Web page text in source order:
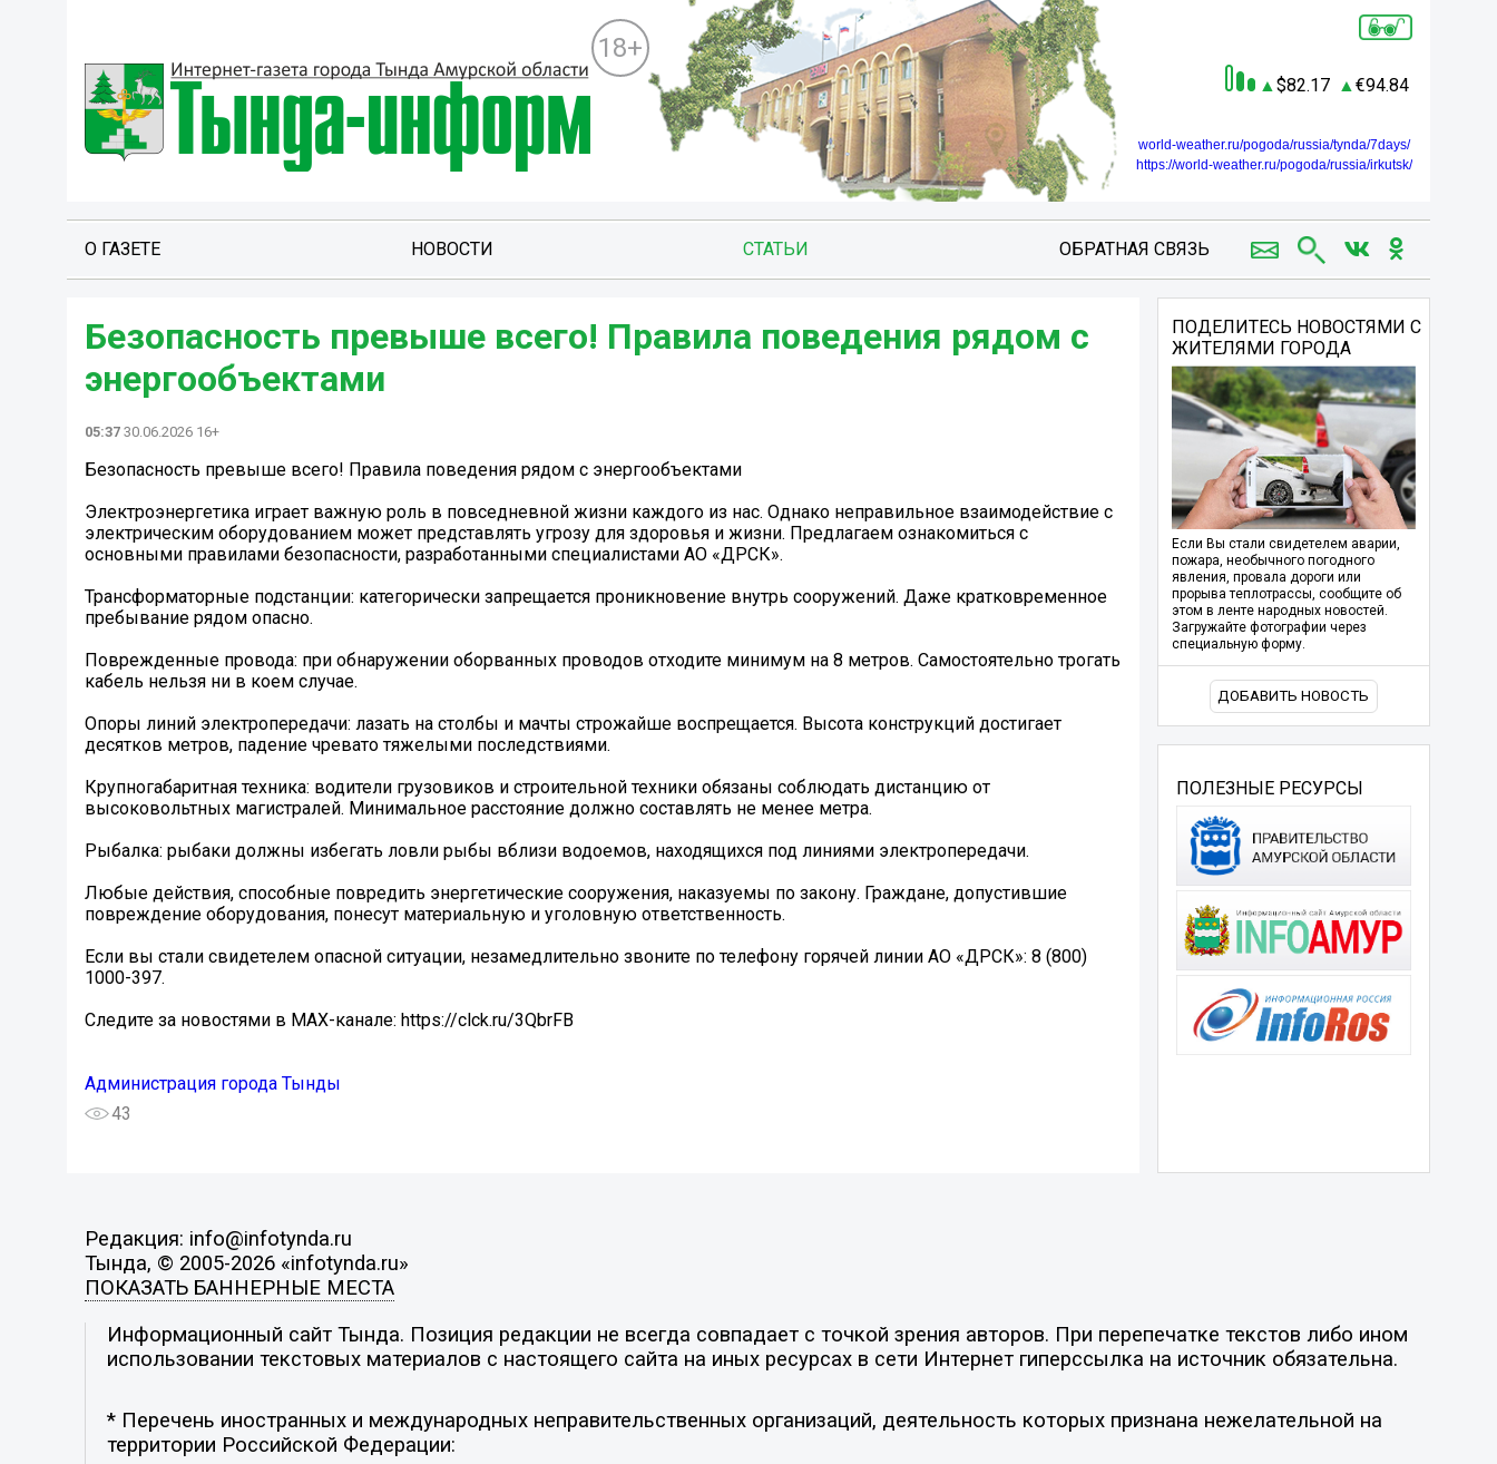
18+
82.17 94.84
world-weather.ru/pogoda/russia/tynda/7days/
https://world-weather.ru/pogoda/russia/irkutsk/
О ГАЗЕТЕ НОВОСТИ СТАТЬИ ОБРАТНАЯ СВЯЗЬ
Безопасность превыше всего! Правила поведения рядом с
энергообъектами
05:37 30.06.2026 16+
Безопасность превыше всего! Правила поведения рядом с энергообъектами
️Электроэнергетика играет важную роль в повседневной жизни каждого из нас. Однако неправильное взаимодействие с
электрическим оборудованием может представлять угрозу для здоровья и жизни. Предлагаем ознакомиться с
основными правилами безопасности, разработанными специалистами АО «ДРСК».
Трансформаторные подстанции: категорически запрещается проникновение внутрь сооружений. Даже кратковременное
пребывание рядом опасно.
Поврежденные провода: при обнаружении оборванных проводов отходите минимум на 8 метров. Самостоятельно трогать
кабель нельзя ни в коем случае.
Опоры линий электропередачи: лазать на столбы и мачты строжайше воспрещается. Высота конструкций достигает
десятков метров, падение чревато тяжелыми последствиями.
Крупногабаритная техника: водители грузовиков и строительной техники обязаны соблюдать дистанцию от
высоковольтных магистралей. Минимальное расстояние должно составлять не менее метра.
Рыбалка: рыбаки должны избегать ловли рыбы вблизи водоемов, находящихся под линиями электропередачи.
Любые действия, способные повредить энергетические сооружения, наказуемы по закону. Граждане, допустившие
повреждение оборудования, понесут материальную и уголовную ответственность.
Если вы стали свидетелем опасной ситуации, незамедлительно звоните по телефону горячей линии АО «ДРСК»: 8 (800)
1000-397.
Следите за новостями в MAX-канале: https://clck.ru/3QbrFB
Администрация города Тынды
43
ПОДЕЛИТЕСЬ НОВОСТЯМИ С
ЖИТЕЛЯМИ ГОРОДА
Если Вы стали свидетелем аварии,
пожара, необычного погодного
явления, провала дороги или
прорыва теплотрассы, сообщите об
этом в ленте народных новостей.
Загружайте фотографии через
специальную форму.
ДОБАВИТЬ НОВОСТЬ
ПОЛЕЗНЫЕ РЕСУРСЫ
Редакция: info@infotynda.ru
Тында, © 2005-2026 «infotynda.ru»
ПОКАЗАТЬ БАННЕРНЫЕ МЕСТА
Информационный сайт Тында. Позиция редакции не всегда совпадает с точкой зрения авторов. При перепечатке текстов либо ином
использовании текстовых материалов с настоящего сайта на иных ресурсах в сети Интернет гиперссылка на источник обязательна.
* Перечень иностранных и международных неправительственных организаций, деятельность которых признана нежелательной на
территории Российской Федерации: